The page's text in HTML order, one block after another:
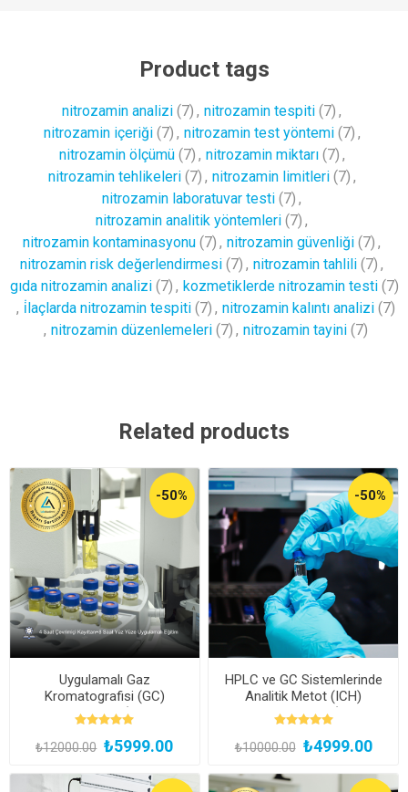
Product tags
nitrozamin analizi (7) , nitrozamin tespiti (7) ,
nitrozamin içeriği (7) , nitrozamin test yöntemi (7) ,
nitrozamin ölçümü (7) , nitrozamin miktarı (7) ,
nitrozamin tehlikeleri (7) , nitrozamin limitleri (7) ,
nitrozamin laboratuvar testi (7) ,
nitrozamin analitik yöntemleri (7) ,
nitrozamin kontaminasyonu (7) , nitrozamin güvenliği (7) ,
nitrozamin risk değerlendirmesi (7) , nitrozamin tahlili (7) ,
gıda nitrozamin analizi (7) , kozmetiklerde nitrozamin testi (7)
, i̇laçlarda nitrozamin tespiti (7) , nitrozamin kalıntı analizi (7)
, nitrozamin düzenlemeleri (7) , nitrozamin tayini (7)
Related products
-50%
Uygulamalı Gaz
Kromatografisi (GC)
Uzmanlık Eğitimi (Yüz Yüze
ve Bireysel Uygulamalı)
₺12000.00 ₺5999.00
-50%
HPLC ve GC Sistemlerinde
Analitik Metot (ICH)
Validasyon Eğitimi (Kayıttan
Hemen İzle)
₺10000.00 ₺4999.00